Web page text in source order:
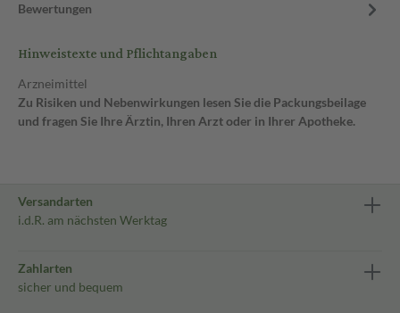
Bewertungen
Hinweistexte und Pflichtangaben
Arzneimittel
Zu Risiken und Nebenwirkungen lesen Sie die Packungsbeilage
und fragen Sie Ihre Ärztin, Ihren Arzt oder in Ihrer Apotheke.
Versandarten
i.d.R. am nächsten Werktag
Zahlarten
sicher und bequem